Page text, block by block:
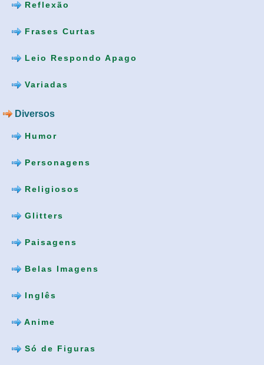
Reflexão
Frases Curtas
Leio Respondo Apago
Variadas
Diversos
Humor
Personagens
Religiosos
Glitters
Paisagens
Belas Imagens
Inglês
Anime
Só de Figuras